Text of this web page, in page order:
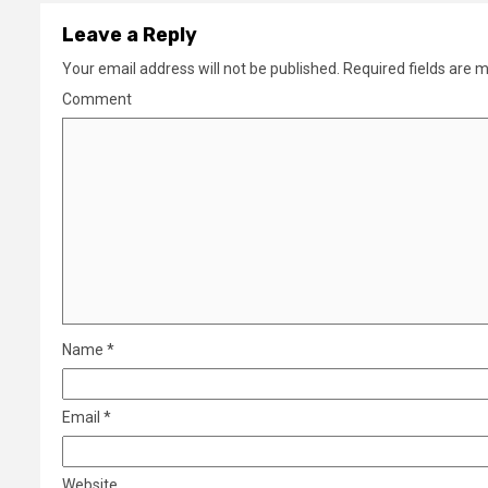
Leave a Reply
Your email address will not be published. Required fields are
Comment
Name *
Email *